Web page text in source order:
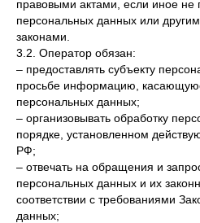
правовыми актами, если иное не
персональных данных или
законами.
3.2. Оператор обязан:
– предоставлять субъекту
просьбе информацию,
персональных данных;
– организовывать обработку
порядке, установленном
РФ;
– отвечать на обращения и
персональных данных и их
соответствии с требованиями
данных;